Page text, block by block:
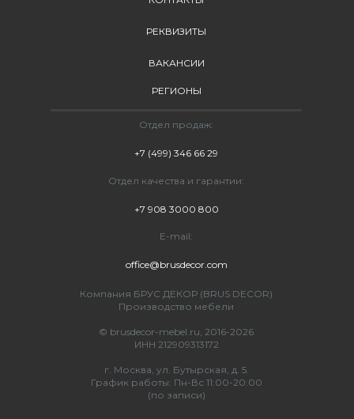
Компания БРУС ДЕКОР (BRUS DECOR)
Производство мебели
© brusdecor-mebel.ru, 2016-2026
ИНН 212909313172
РЕКВИЗИТЫ
г. Москва, ул. Бутырская, д. 5.
График работы: Пн-Вс 11:00-20:00
(по записи)
Отдел продаж:
+7 (499) 346 66 29
Отдел качества и гарантии:
+7 908 3000 800
E-mail:
office@brusdecor.com
ВАКАНСИИ
РЕГИОНЫ